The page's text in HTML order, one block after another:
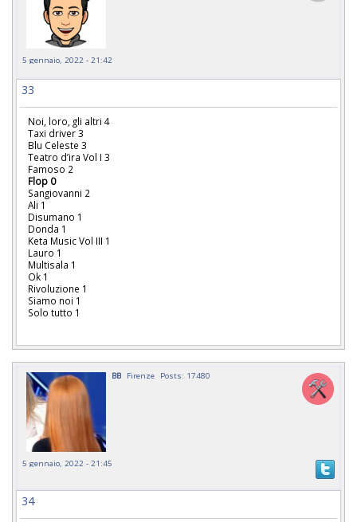
5 gennaio, 2022 - 21:42
33
Noi, loro, gli altri 4
Taxi driver 3
Blu Celeste 3
Teatro d’ira Vol I 3
Famoso 2
Flop 0
Sangiovanni 2
Ali 1
Disumano 1
Donda 1
Keta Music Vol III 1
Lauro 1
Multisala 1
Ok 1
Rivoluzione 1
Siamo noi 1
Solo tutto 1
BB Firenze Posts: 17480
5 gennaio, 2022 - 21:45
34